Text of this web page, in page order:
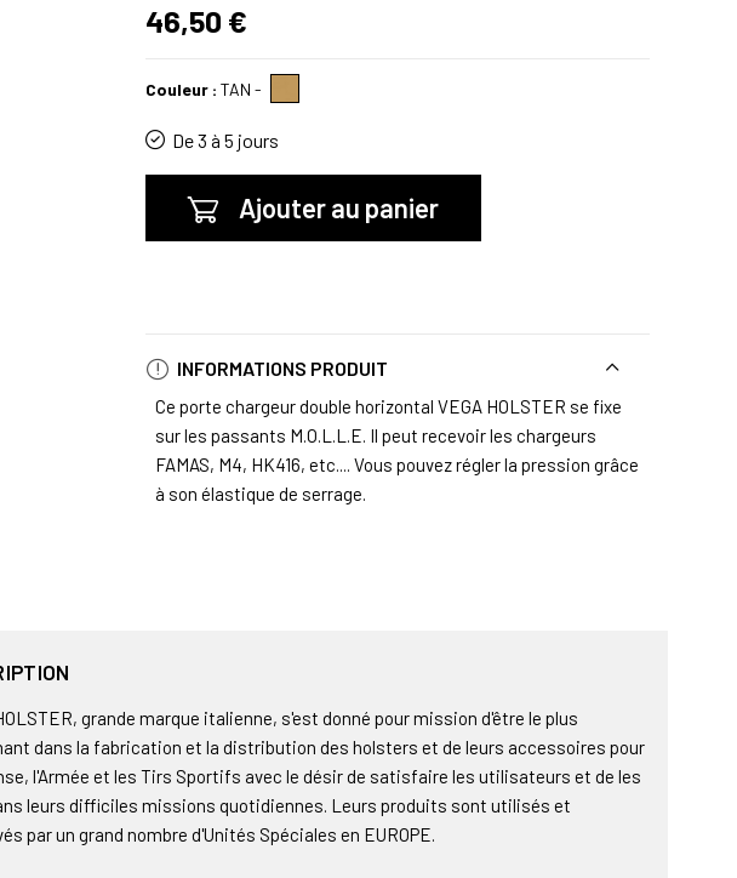
46,50 €
Couleur : TAN -
De 3 à 5 jours
Ajouter au panier
INFORMATIONS PRODUIT
Ce porte chargeur double horizontal VEGA HOLSTER se fixe
sur les passants M.O.L.L.E. Il peut recevoir les chargeurs
FAMAS, M4, HK416, etc.... Vous pouvez régler la pression grâce
à son élastique de serrage.
grande marque italienne, s'est donné pour mission d'être le plus
dans la fabrication et la distribution des holsters et de leurs accessoires pour
l'Armée et les Tirs Sportifs avec le désir de satisfaire les utilisateurs et de les
leurs difficiles missions quotidiennes. Leurs produits sont utilisés et
par un grand nombre d'Unités Spéciales en EUROPE.